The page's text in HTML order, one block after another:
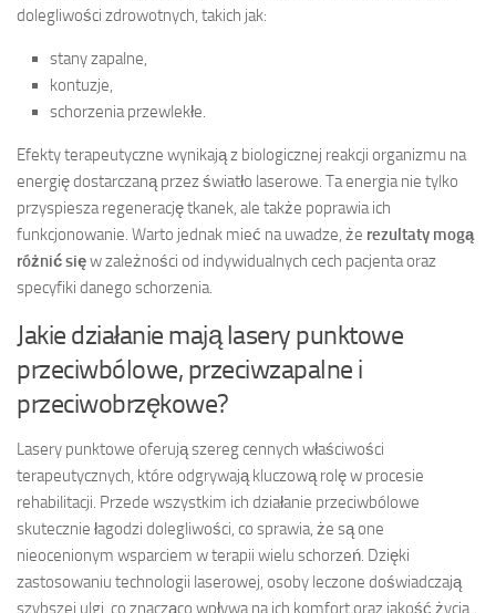
dolegliwości zdrowotnych, takich jak:
stany zapalne,
kontuzje,
schorzenia przewlekłe.
Efekty terapeutyczne wynikają z biologicznej reakcji organizmu na
energię dostarczaną przez światło laserowe. Ta energia nie tylko
przyspiesza regenerację tkanek, ale także poprawia ich
funkcjonowanie. Warto jednak mieć na uwadze, że rezultaty mogą
różnić sięw zależności od indywidualnych cech pacjenta oraz
specyfiki danego schorzenia.
Jakie działanie mają lasery punktowe
przeciwbólowe, przeciwzapalne i
przeciwobrzękowe?
Lasery punktowe oferują szereg cennych właściwości
terapeutycznych, które odgrywają kluczową rolę w procesie
rehabilitacji. Przede wszystkim ich działanie przeciwbólowe
skutecznie łagodzi dolegliwości, co sprawia, że są one
nieocenionym wsparciem w terapii wielu schorzeń. Dzięki
zastosowaniu technologii laserowej, osoby leczone doświadczają
szybszej ulgi, co znacząco wpływa na ich komfort oraz jakość życia.